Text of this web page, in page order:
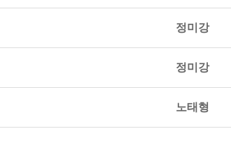
정미강
정미강
노태형